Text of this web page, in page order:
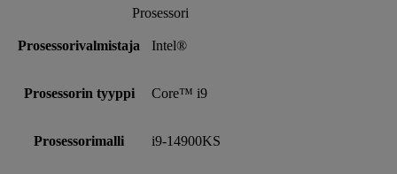
Prosessori
Prosessorivalmistaja Intel®
Prosessorin tyyppi Core™ i9
Prosessorimalli i9-14900KS